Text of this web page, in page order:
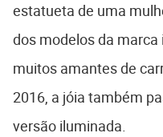
estatueta de uma
dos modelos da
muitos amantes de
2016, a jóia também
versão iluminada.